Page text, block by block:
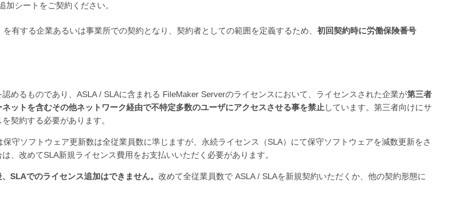
加シートをご契約ください。
有する企業あるいは事業所での契約となり、契約者としての範囲を定義するため、 初回契約時に労働保険番号
めるものであり、ASLA / SLAに含まれる FileMaker Serverのライセンスにおいて、ライセンスされた企業が第三者
ットを含むその他ネットワーク経由で不特定多数のユーザにアクセスさせる事を禁止しています。第三者向けにサ
契約する必要があります。
守ソフトウェア更新数は全従業員数に準じますが、永続ライセンス（SLA）にて保守ソフトウェアを減数更新をさ
、改めてSLA新規ライセンス費用をお支払いいただく必要があります。
SLAでのライセンス追加はできません。 改めて全従業員数で ASLA / SLAを新規契約いただくか、他の契約形態に